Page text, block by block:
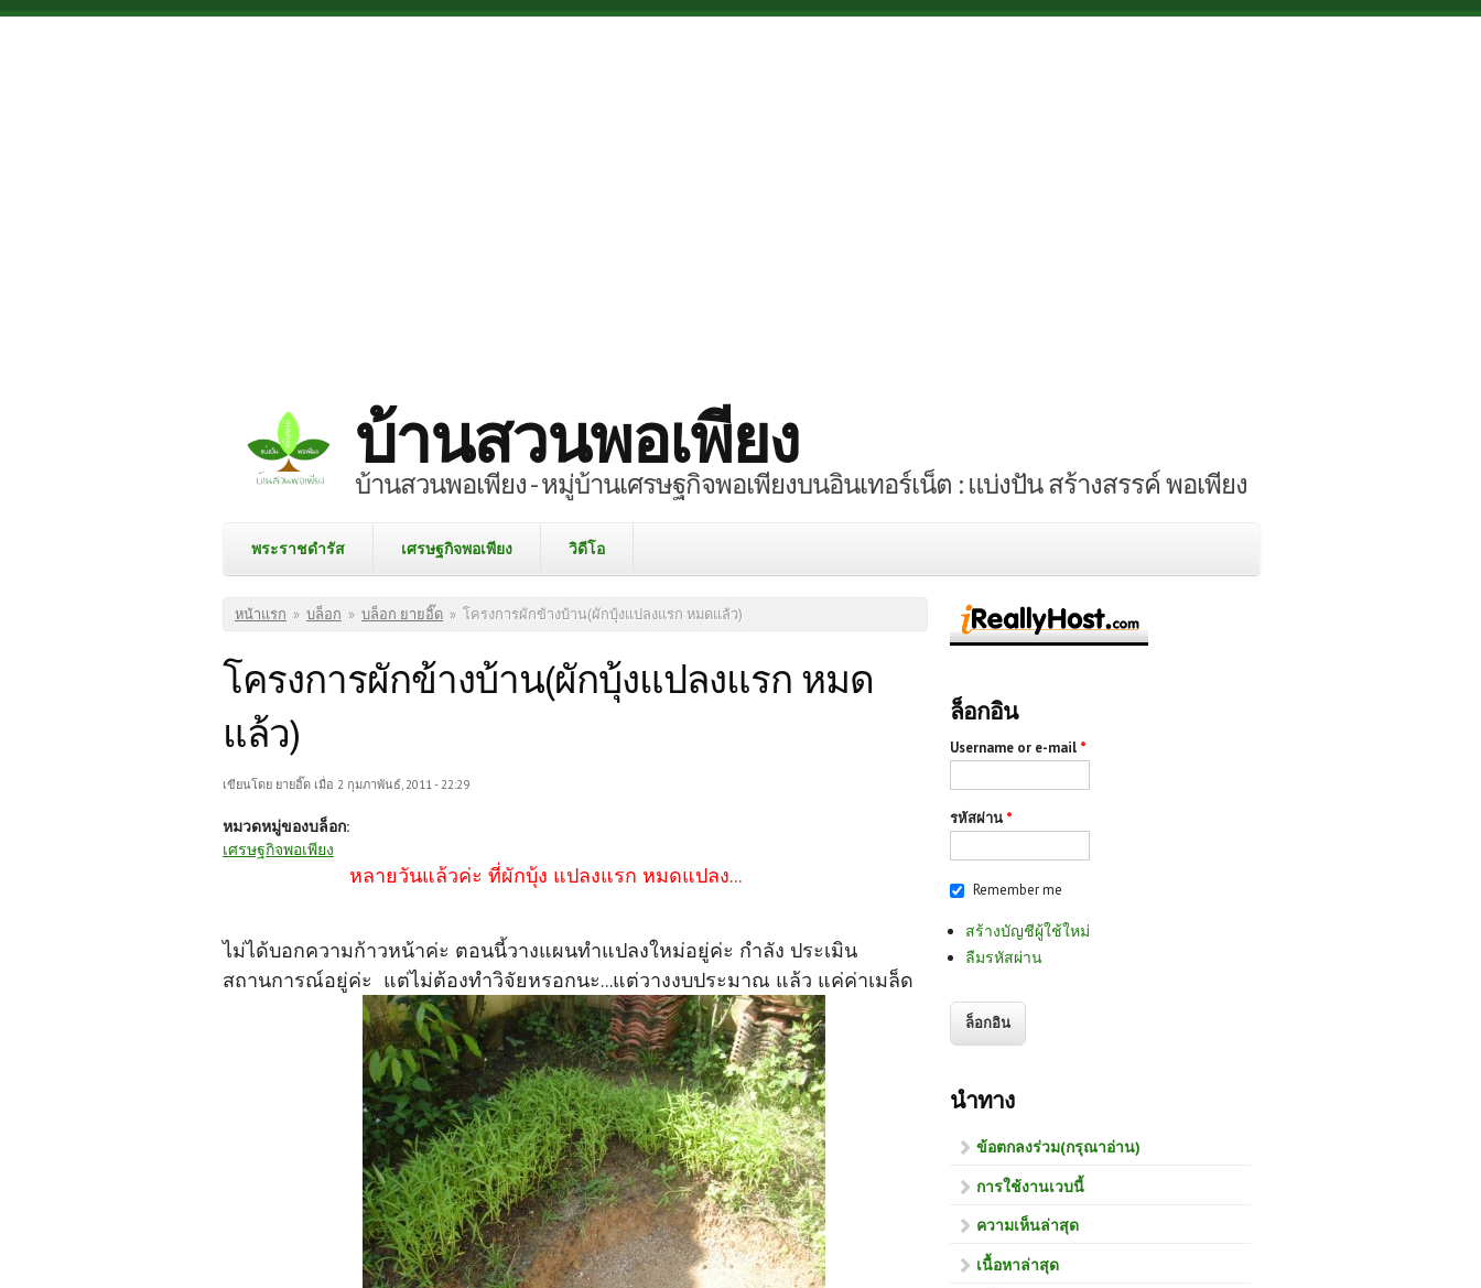
Skip to main content
บ้านสวนพอเพียง
บ้านสวนพอเพียง - หมู่บ้านเศรษฐกิจพอเพียงบนอินเทอร์เน็ต : แบ่งปัน สร้างสรรค์ พอเพียง
พระราชดำรัส เศรษฐกิจพอเพียง วิดีโอ
คุณอยู่ที่นี่
หน้าแรก » บล็อก » บล็อก ยายอิ๊ด » โครงการผักข้างบ้าน(ผักบุ้งแปลงแรก หมดแล้ว)
โครงการผักข้างบ้าน(ผักบุ้งแปลงแรก หมด
แล้ว)
เขียนโดย ยายอิ๊ด เมื่อ 2 กุมภาพันธ์, 2011 - 22:29
หมวดหมู่ของบล็อก:
เศรษฐกิจพอเพียง
หลายวันแล้วค่ะ ที่ผักบุ้ง แปลงแรก หมดแปลง...
ไม่ได้บอกความก้าวหน้าค่ะ ตอนนี้วางแผนทำแปลงใหม่อยู่ค่ะ กำลัง ประเมิน
สถานการณ์อยู่ค่ะ แต่ไม่ต้องทำวิจัยหรอกนะ...แต่วางงบประมาณ แล้ว แค่ค่าเมล็ด
ล็อกอิน
Username or e-mail *
รหัสผ่าน *
Remember me
สร้างบัญชีผู้ใช้ใหม่
ลืมรหัสผ่าน
นำทาง
ข้อตกลงร่วม(กรุณาอ่าน)
การใช้งานเวบนี้
ความเห็นล่าสุด
เนื้อหาล่าสุด